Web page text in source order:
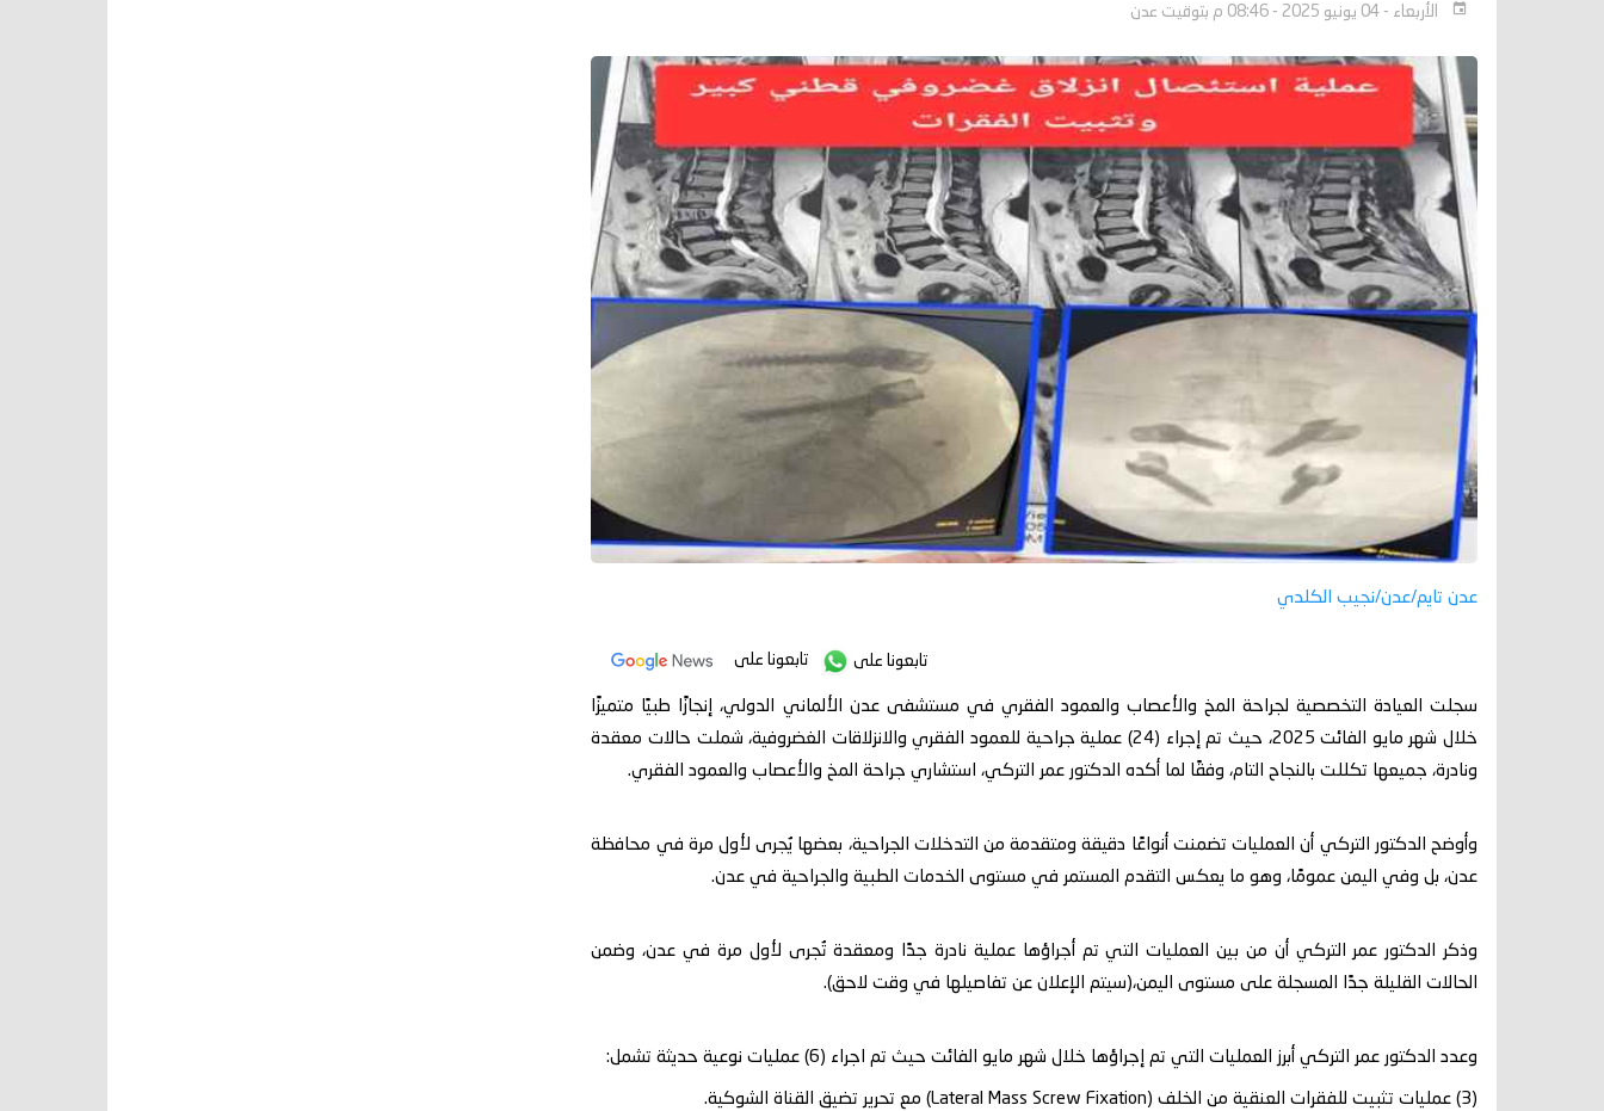
الأربعاء - 04 يونيو 2025 - 08:46 م بتوقيت عدن
عدن تايم/عدن/نجيب الكلدي
تابعونا على تابعونا على
سجلت العيادة التخصصية لجراحة المخ والأعصاب والعمود الفقري في مستشفى عدن الألماني الدولي، إنجازًا طبيًا متميزًا
خلال شهر مايو الفائت 2025، حيث تم إجراء (24) عملية جراحية للعمود الفقري والانزلاقات الغضروفية، شملت حالات معقدة
ونادرة، جميعها تكللت بالنجاح التام، وفقًا لما أكده الدكتور عمر التركي، استشاري جراحة المخ والأعصاب والعمود الفقري.
وأوضح الدكتور التركي أن العمليات تضمنت أنواعًا دقيقة ومتقدمة من التدخلات الجراحية، بعضها يُجرى لأول مرة في محافظة
عدن، بل وفي اليمن عمومًا، وهو ما يعكس التقدم المستمر في مستوى الخدمات الطبية والجراحية في عدن.
وذكر الدكتور عمر التركي أن من بين العمليات التي تم أجراؤها عملية نادرة جدًا ومعقدة تُجرى لأول مرة في عدن، وضمن
الحالات القليلة جدًا المسجلة على مستوى اليمن،(سيتم الإعلان عن تفاصيلها في وقت لاحق).
وعدد الدكتور عمر التركي أبرز العمليات التي تم إجراؤها خلال شهر مايو الفائت حيث تم اجراء (6) عمليات نوعية حديثة تشمل:
(3) عمليات تثبيت للفقرات العنقية من الخلف (Lateral Mass Screw Fixation) مع تحرير تضيق القناة الشوكية.